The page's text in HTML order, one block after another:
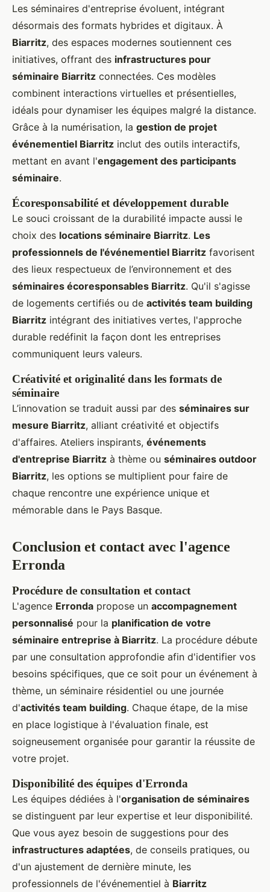
Les séminaires d'entreprise évoluent, intégrant
désormais des formats hybrides et digitaux. À
Biarritz, des espaces modernes soutiennent ces
initiatives, offrant des infrastructures pour
séminaire Biarritz connectées. Ces modèles
combinent interactions virtuelles et présentielles,
idéals pour dynamiser les équipes malgré la distance.
Grâce à la numérisation, la gestion de projet
événementiel Biarritz inclut des outils interactifs,
mettant en avant l'engagement des participants
séminaire.
Écoresponsabilité et développement durable
Le souci croissant de la durabilité impacte aussi le
choix des locations séminaire Biarritz. Les
professionnels de l'événementiel Biarritz favorisent
des lieux respectueux de l’environnement et des
séminaires écoresponsables Biarritz. Qu'il s'agisse
de logements certifiés ou de activités team building
Biarritz intégrant des initiatives vertes, l'approche
durable redéfinit la façon dont les entreprises
communiquent leurs valeurs.
Créativité et originalité dans les formats de
séminaire
L’innovation se traduit aussi par des séminaires sur
mesure Biarritz, alliant créativité et objectifs
d'affaires. Ateliers inspirants, événements
d'entreprise Biarritz à thème ou séminaires outdoor
Biarritz, les options se multiplient pour faire de
chaque rencontre une expérience unique et
mémorable dans le Pays Basque.
Conclusion et contact avec l'agence
Erronda
Procédure de consultation et contact
L'agence Erronda propose un accompagnement
personnalisé pour la planification de votre
séminaire entreprise à Biarritz. La procédure débute
par une consultation approfondie afin d'identifier vos
besoins spécifiques, que ce soit pour un événement à
thème, un séminaire résidentiel ou une journée
d'activités team building. Chaque étape, de la mise
en place logistique à l'évaluation finale, est
soigneusement organisée pour garantir la réussite de
votre projet.
Disponibilité des équipes d'Erronda
Les équipes dédiées à l'organisation de séminaires
se distinguent par leur expertise et leur disponibilité.
Que vous ayez besoin de suggestions pour des
infrastructures adaptées, de conseils pratiques, ou
d'un ajustement de dernière minute, les
professionnels de l'événementiel à Biarritz